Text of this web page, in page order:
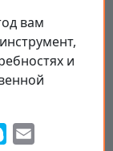
вам
и
Skype